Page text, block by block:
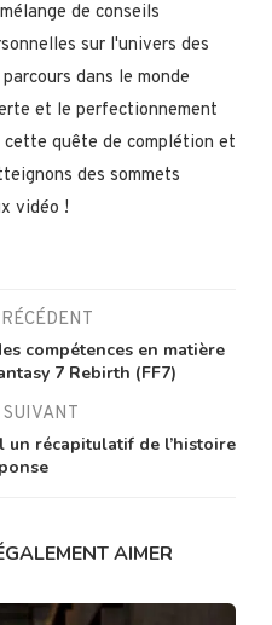
de conseils
sur l'univers des
dans le monde
et le perfectionnement
quête de complétion et
des sommets
vidéo !
compétences en matière
7 Rebirth (FF7)
récapitulatif de l’histoire
AIMER